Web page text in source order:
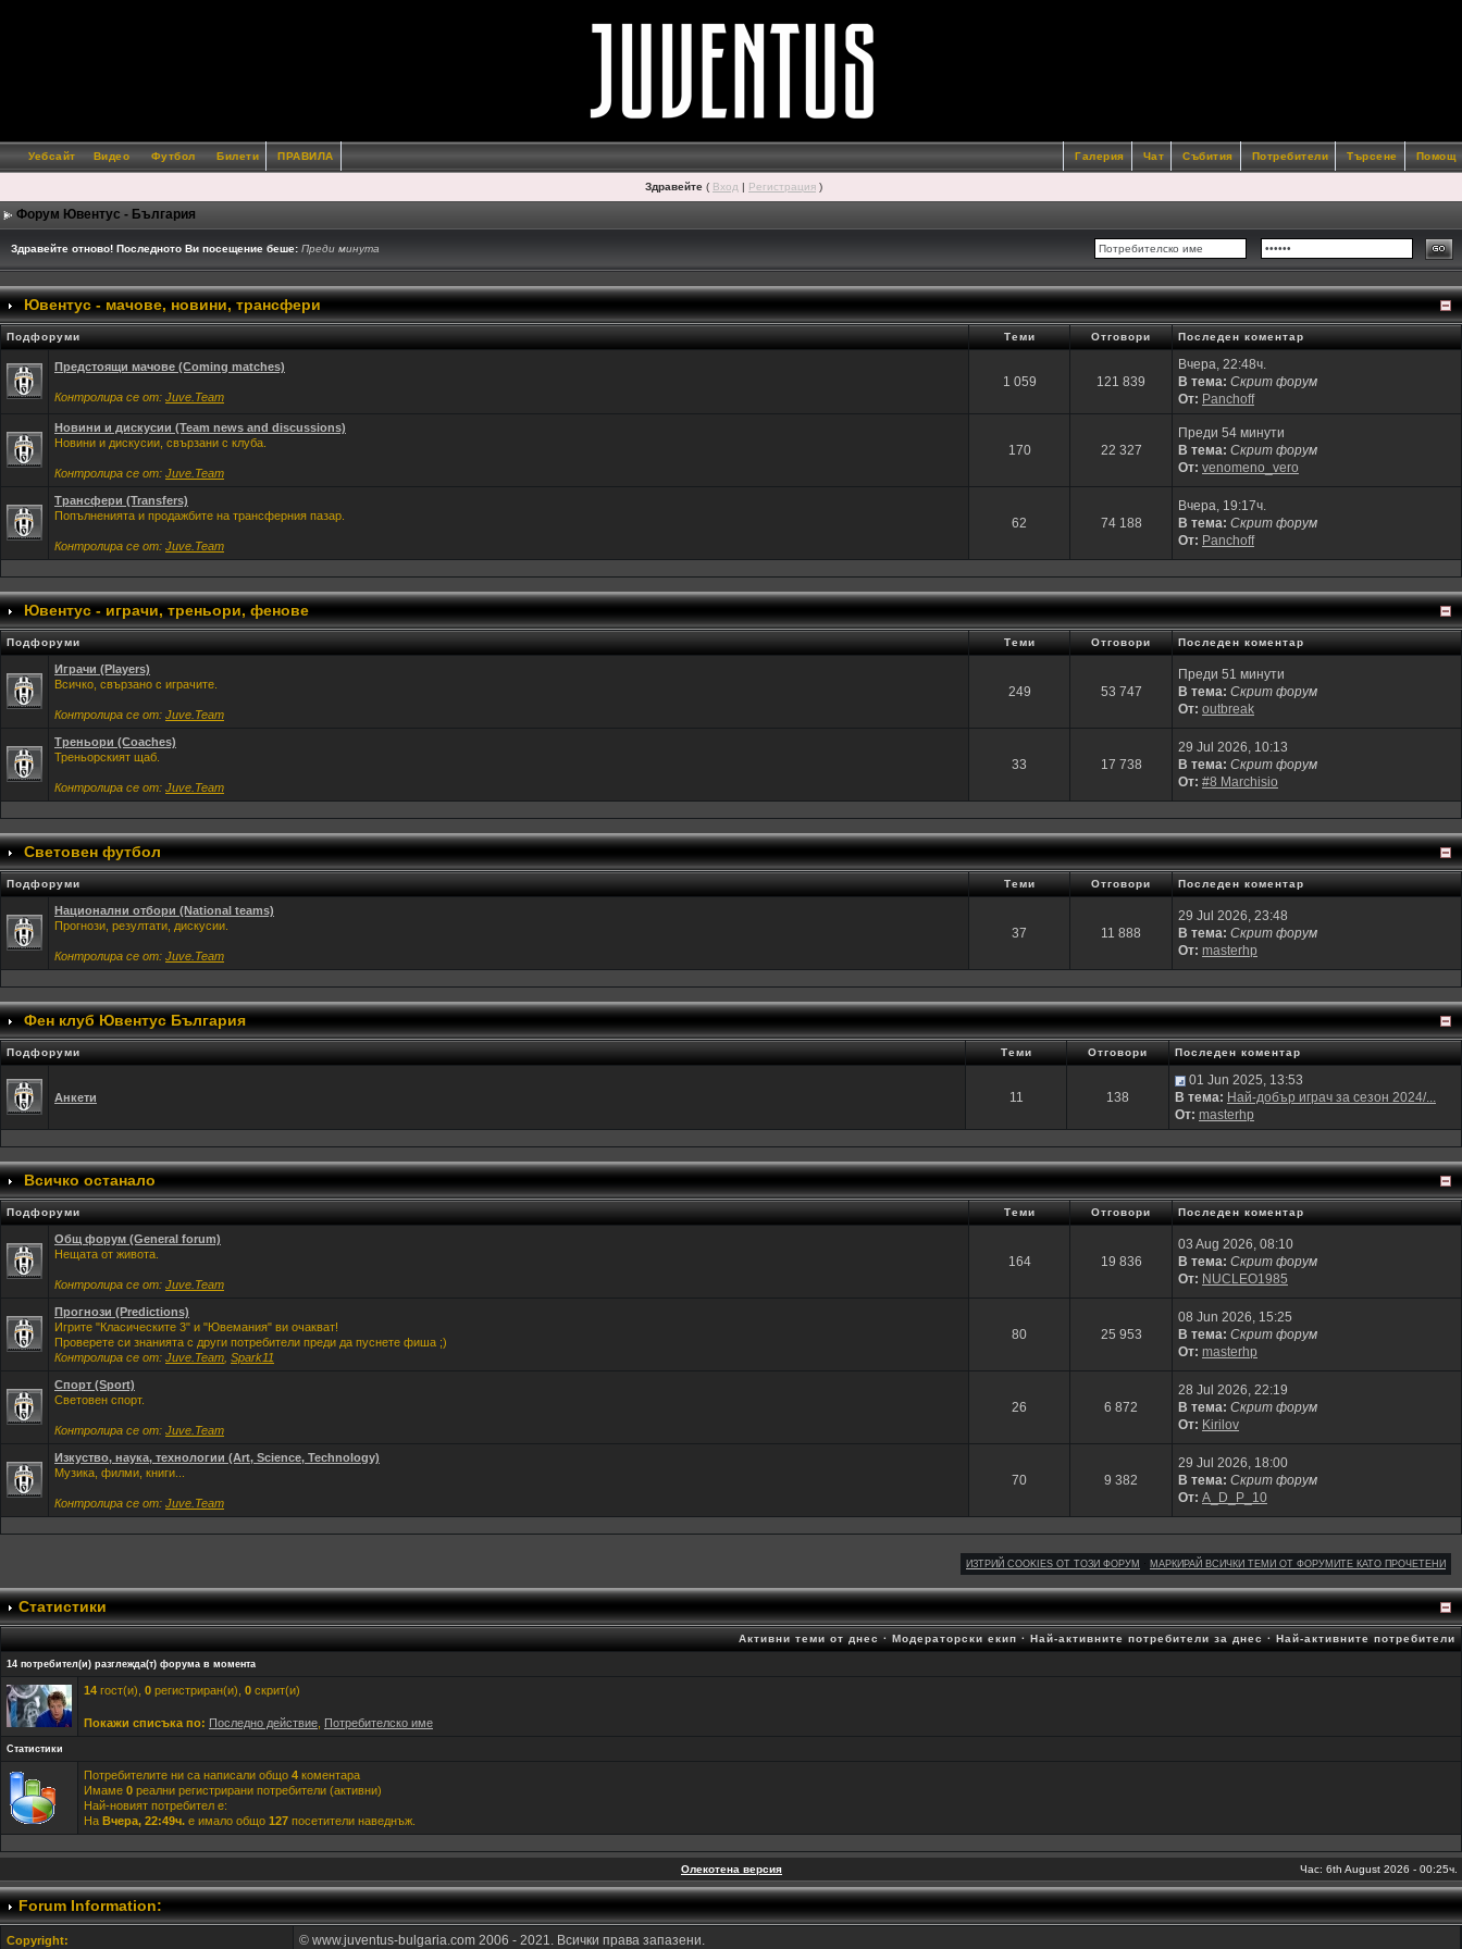
Уебсайт Видео Футбол Билети ПРАВИЛА Помощ
Търсене
Потребители
Събития
Чат
Галерия
Здравейте ( Вход | Регистрация )
Форум Ювентус - България
Здравейте отново! Последното Ви посещение беше: Преди минута
Ювентус - мачове, новини, трансфери
Подфоруми Теми Отговори Последен коментар
Предстоящи мачове (Coming matches)
Контролира се от: Juve.Team
1 059 121 839
Вчера, 22:48ч.
В тема: Скрит форум
От: Panchoff
Новини и дискусии (Team news and discussions)
Новини и дискусии, свързани с клуба.
Контролира се от: Juve.Team
170 22 327
Преди 54 минути
В тема: Скрит форум
От: venomeno_vero
Трансфери (Transfers)
Попълненията и продажбите на трансферния пазар.
Контролира се от: Juve.Team
62 74 188
Вчера, 19:17ч.
В тема: Скрит форум
От: Panchoff
Ювентус - играчи, треньори, фенове
Подфоруми Теми Отговори Последен коментар
Играчи (Players)
Всичко, свързано с играчите.
Контролира се от: Juve.Team
249 53 747
Преди 51 минути
В тема: Скрит форум
От: outbreak
Треньори (Coaches)
Треньорският щаб.
Контролира се от: Juve.Team
33 17 738
29 Jul 2026, 10:13
В тема: Скрит форум
От: #8 Marchisio
Световен футбол
Подфоруми Теми Отговори Последен коментар
Национални отбори (National teams)
Прогнози, резултати, дискусии.
Контролира се от: Juve.Team
37 11 888
29 Jul 2026, 23:48
В тема: Скрит форум
От: masterhp
Фен клуб Ювентус България
Подфоруми Теми Отговори Последен коментар
Анкети 11 138
01 Jun 2025, 13:53
В тема: Най-добър играч за сезон 2024/...
От: masterhp
Всичко останало
Подфоруми Теми Отговори Последен коментар
Общ форум (General forum)
Нещата от живота.
Контролира се от: Juve.Team
164 19 836
03 Aug 2026, 08:10
В тема: Скрит форум
От: NUCLEO1985
Прогнози (Predictions)
Игрите "Класическите 3" и "Ювемания" ви очакват!
Проверете си знанията с други потребители преди да пуснете фиша ;)
Контролира се от: Juve.Team Spark11
80 25 953
08 Jun 2026, 15:25
В тема: Скрит форум
От: masterhp
Спорт (Sport)
Световен спорт.
Контролира се от: Juve.Team
26 6 872
28 Jul 2026, 22:19
В тема: Скрит форум
От: Kirilov
Изкуство, наука, технологии (Art, Science, Technology)
Музика, филми, книги...
Контролира се от: Juve.Team
70 9 382
29 Jul 2026, 18:00
В тема: Скрит форум
От: A_D_P_10
ИЗТРИЙ COOKIES ОТ ТОЗИ ФОРУМ МАРКИРАЙ ВСИЧКИ ТЕМИ ОТ ФОРУМИТЕ КАТО ПРОЧЕТЕНИ
Статистики
Активни теми от днес · Модераторски екип · Най-активните потребители за днес · Най-активните потребители
14 потребител(и) разглежда(т) форума в момента
14 гост(и), 0 регистриран(и), 0 скрит(и)
Покажи списъка по: Последно действие Потребителско име
Статистики
Потребителите ни са написали общо 4 коментара
Имаме 0 реални регистрирани потребители (активни)
Най-новият потребител е:
На Вчера, 22:49ч. е имало общо 127 посетители наведнъж.
Олекотена версия Час: 6th August 2026 - 00:25ч.
Forum Information:
Copyright: © www.juventus-bulgaria.com 2006 - 2021. Всички права запазени.